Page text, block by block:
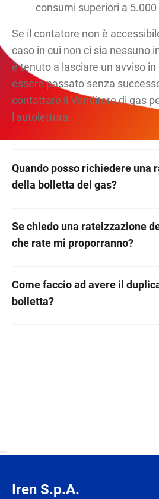
consumi superiori a
Se il contatore non è
caso in cui non ci sia nessuno
è tenuto a lasciare un avviso
essere passato senza
contattare il Venditore di gas
l'autolettura.
Quando posso richiedere una
della bolletta del gas?
Se chiedo una rateizzazione
che rate mi proporranno?
Come faccio ad avere il
bolletta?
Iren S.p.A.